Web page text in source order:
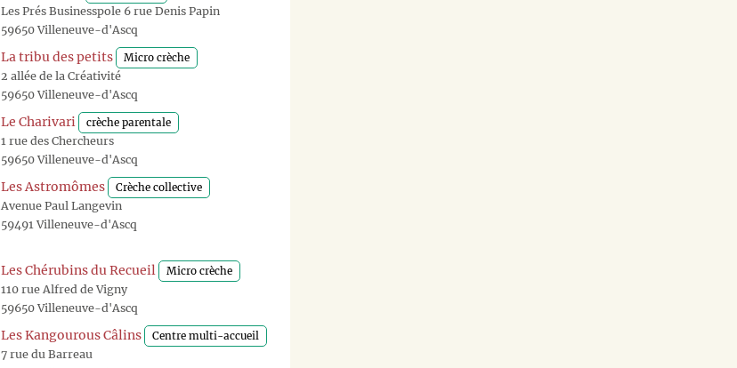
Les Prés Businesspole 6 rue Denis Papin
59650 Villeneuve-d'Ascq
La tribu des petits Micro crèche
2 allée de la Créativité
59650 Villeneuve-d'Ascq
Le Charivari crèche parentale
1 rue des Chercheurs
59650 Villeneuve-d'Ascq
Les Astromômes Crèche collective
Avenue Paul Langevin
59491 Villeneuve-d'Ascq
Les Chérubins du Recueil Micro crèche
110 rue Alfred de Vigny
59650 Villeneuve-d'Ascq
Les Kangourous Câlins Centre multi-accueil
7 rue du Barreau